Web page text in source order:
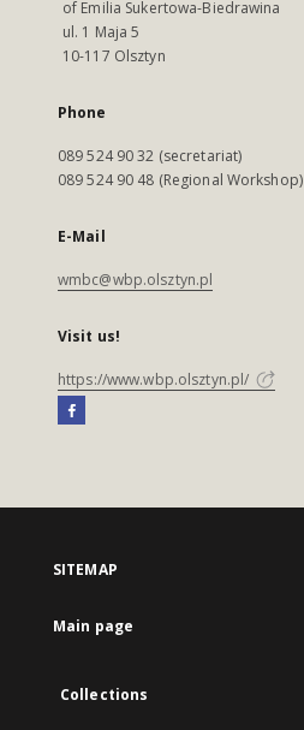
of Emilia Sukertowa-Biedrawina
ul. 1 Maja 5
10-117 Olsztyn
Phone
089 524 90 32 (secretariat)
089 524 90 48 (Regional Workshop)
E-Mail
wmbc@wbp.olsztyn.pl
Visit us!
https://www.wbp.olsztyn.pl/
SITEMAP
Main page
Collections